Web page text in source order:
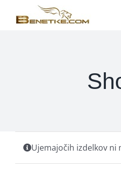
Ujemajočih izdelkov ni